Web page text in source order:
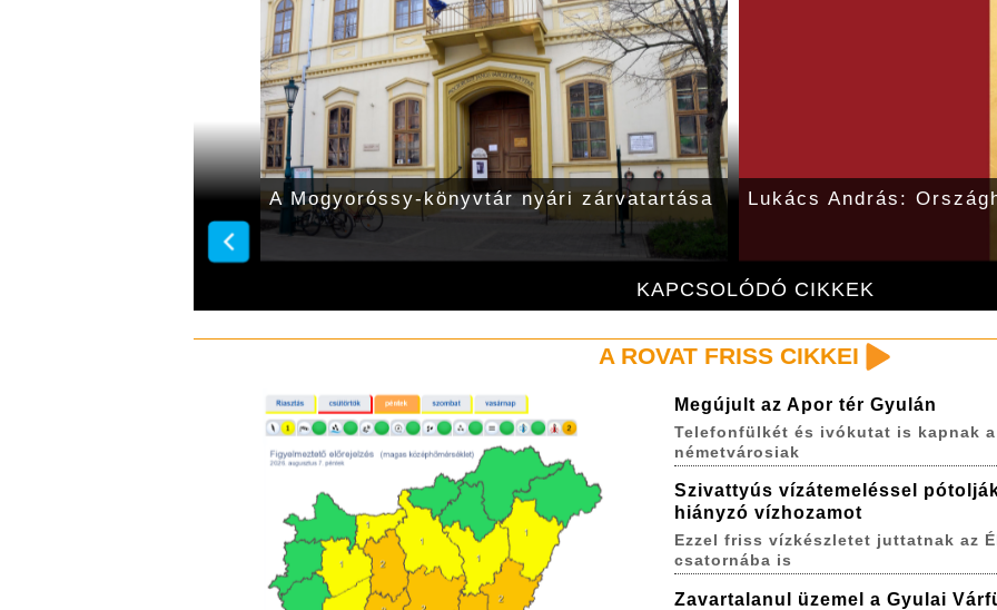
KAPCSOLÓDÓ CIKKEK
A Mogyoróssy-könyvtár nyári zárvatartása Lukács András:
A ROVAT FRISS CIKKEI
Megújult az Apor tér Gyulán
Telefonfülkét és ivókutat is kapnak a
németvárosiak
Szivattyús vízátemeléssel
hiányzó vízhozamot
Ezzel friss vízkészletet juttatnak az
csatornába is
Zavartalanul üzemel a Gyulai